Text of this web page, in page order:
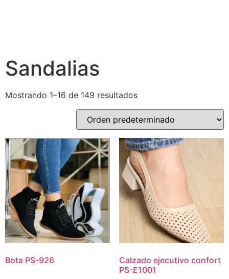
Sandalias
Mostrando 1–16 de 149 resultados
Bota PS-926
Calzado ejecutivo confort
PS-E1001